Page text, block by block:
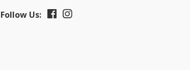
Follow Us: